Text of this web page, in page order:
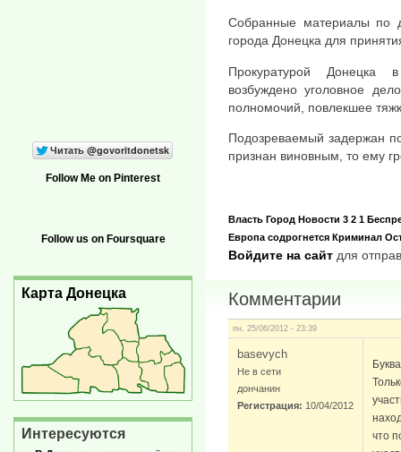
Собранные материалы по
города Донецка для
Прокуратурой Донецка
возбуждено уголовное
полномочий, повлекшее
Подозреваемый задержан
признан виновным, то ему
Власть Город Новости 3 2 1
Европа содрогнется Криминал
Войдите на сайт для
Комментарии
пн, 25/06/2012 - 23:39
basevych
Не в сети
дончанин
Регистрация: 10/04/2012
что
Follow Me on Pinterest
Follow us on Foursquare
Карта Донецка
Интересуются